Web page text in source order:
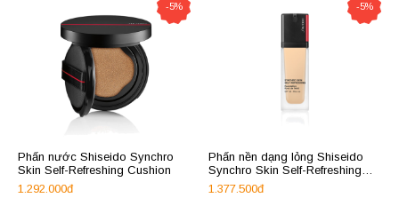
-5%
Phấn nước Shiseido Synchro
Skin Self-Refreshing Cushion
1.292.000đ
-5%
Phấn nền dạng lỏng Shiseido
Synchro Skin Self-Refreshing
Foundation
1.377.500đ